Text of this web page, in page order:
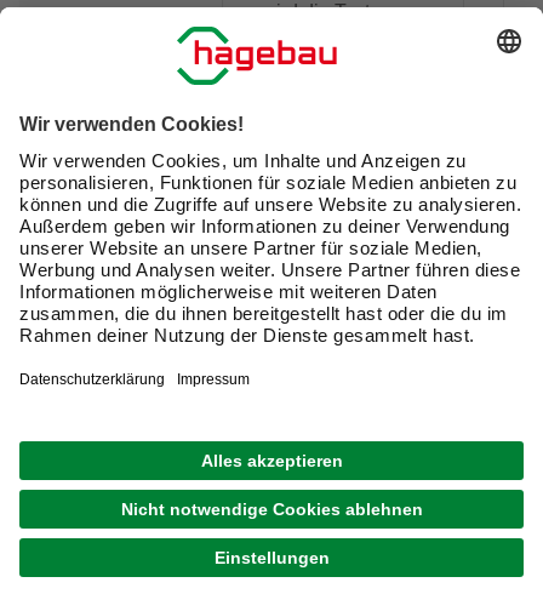
wird die Taste nur
einmal betätigt.
vorzeitig
abgebrochen.
Betätigungsplatte
mit Start-Stopp-
Funktion mit zwei
Tasten
Diese Drückerplatte
Der Spülvorgang
wird mit der
größeren Taste
eingeleitet.
Mit der kleineren